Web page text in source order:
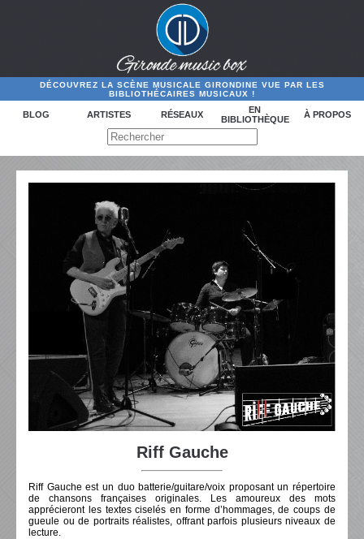
DÉCOUVREZ LA SCÈNE MUSICALE GIRONDINE VUE PAR LES
BIBLIOTHÉCAIRES MUSICAUX !
BLOG ARTISTES RÉSEAUX
EN
BIBLIOTHÈQUE
À PROPOS
Riff Gauche
Riff Gauche est un duo batterie/guitare/voix proposant un répertoire
de chansons françaises originales. Les amoureux des mots
apprécieront les textes ciselés en forme d’hommages, de coups de
gueule ou de portraits réalistes, offrant parfois plusieurs niveaux de
lecture.